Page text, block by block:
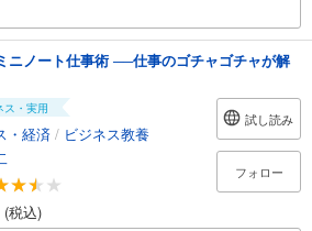
ニノート仕事術 ──仕事のゴチャゴチャが解
ス・実用
・経済 / ビジネス教養
(税込)
試し読み
フォロー